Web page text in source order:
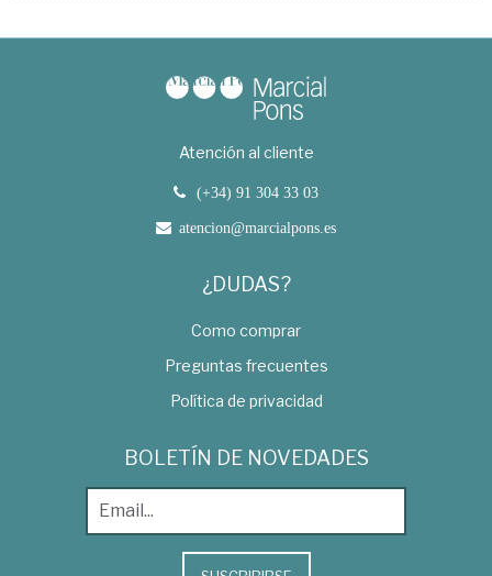
Atención al cliente
(+34) 91 304 33 03
atencion@marcialpons.es
¿DUDAS?
Como comprar
Preguntas frecuentes
Política de privacidad
BOLETÍN DE NOVEDADES